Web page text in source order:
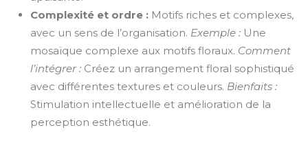
Complexité et ordre : Motifs riches et complexes,
avec un sens de l’organisation. Exemple : Une
mosaïque complexe aux motifs floraux. Comment
l’intégrer : Créez un arrangement floral sophistiqué
avec différentes textures et couleurs. Bienfaits :
Stimulation intellectuelle et amélioration de la
perception esthétique.